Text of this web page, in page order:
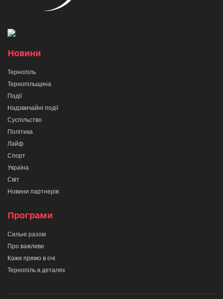
Новини
Тернопіль
Тернопільщина
Події
Надзвичайні події
Суспільство
Політика
Лайф
Спорт
Україна
Світ
Новини партнерів
Програми
Сильні разом
Про важливе
Кажи прямо в очі
Тернопіль в деталях